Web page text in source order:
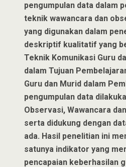
pengumpulan data dalam
teknik wawancara dan
yang digunakan dalam
deskriptif kualitatif yang
Teknik Komunikasi Guru
dalam Tujuan
Guru dan Murid dalam
pengumpulan data
Observasi, Wawancara
serta didukung dengan
ada. Hasil penelitian ini
satunya indikator yang
pencapaian keberhasilan